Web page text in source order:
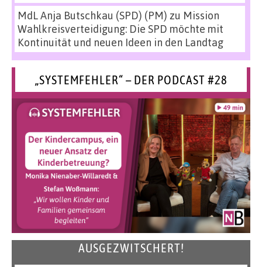
MdL Anja Butschkau (SPD) (PM) zu Mission
Wahlkreisverteidigung: Die SPD möchte mit
Kontinuität und neuen Ideen in den Landtag
„SYSTEMFEHLER“ – DER PODCAST #28
AUSGEZWITSCHERT!